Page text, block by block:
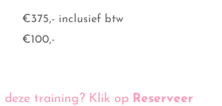
€375,- inclusief btw
€100,-
deze training? Klik op Reserveer